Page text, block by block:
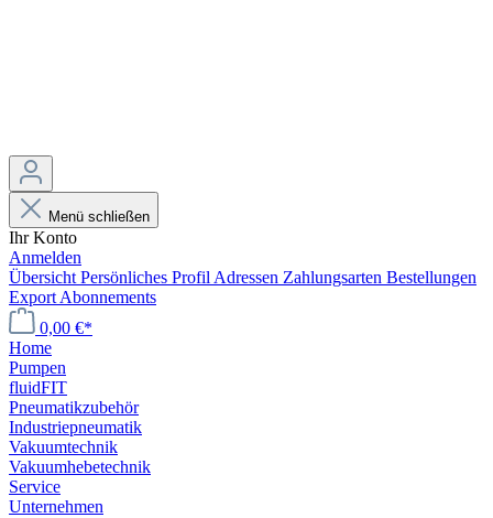
Menü schließen
Ihr Konto
Anmelden
Übersicht Persönliches Profil Adressen Zahlungsarten Bestellungen
Export Abonnements
0,00 €*
Home
Pumpen
fluidFIT
Pneumatikzubehör
Industriepneumatik
Vakuumtechnik
Vakuumhebetechnik
Service
Unternehmen